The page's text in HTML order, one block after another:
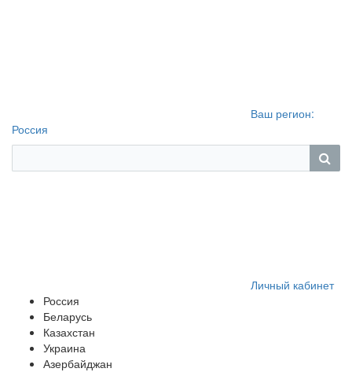
Ваш регион:
Россия
Личный кабинет
Россия
Беларусь
Казахстан
Украина
Азербайджан